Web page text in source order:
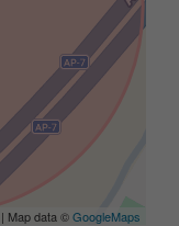
| Map data ©GoogleMaps